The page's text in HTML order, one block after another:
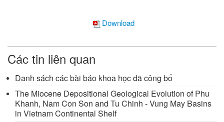
Download
Các tin liên quan
Danh sách các bài báo khoa học đã công bố
The Miocene Depositional Geological Evolution of Phu
Khanh, Nam Con Son and Tu Chinh - Vung May Basins
in Vietnam Continental Shelf